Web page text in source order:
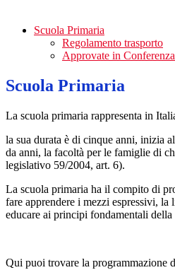
Scuola Primaria
Regolamento trasporto
Approvate in
Scuola Primaria
La scuola primaria rappresenta in
la sua durata è di cinque anni, inizia
da anni, la facoltà per le famiglie di
legislativo 59/2004, art. 6).
La scuola primaria ha il compito di
fare apprendere i mezzi espressivi,
educare ai principi fondamentali
Qui puoi trovare la programmazione